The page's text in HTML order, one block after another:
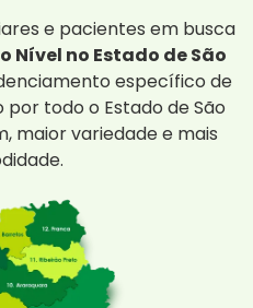
e pacientes em busca
no Estado de São
específico de
todo o Estado de São
maior variedade e mais